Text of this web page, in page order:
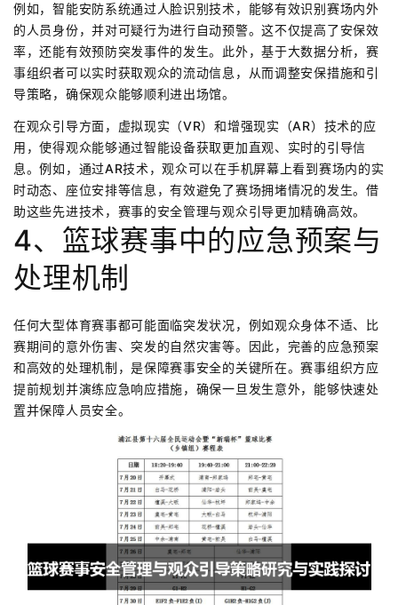
例如，智能安防系统通过人脸识别技术，能够有效识别赛场内外
的人员身份，并对可疑行为进行自动预警。这不仅提高了安保效
率，还能有效预防突发事件的发生。此外，基于大数据分析，赛
事组织者可以实时获取观众的流动信息，从而调整安保措施和引
导策略，确保观众能够顺利进出场馆。
在观众引导方面，虚拟现实（VR）和增强现实（AR）技术的应
用，使得观众能够通过智能设备获取更加直观、实时的引导信
息。例如，通过AR技术，观众可以在手机屏幕上看到赛场内的实
时动态、座位安排等信息，有效避免了赛场拥堵情况的发生。借
助这些先进技术，赛事的安全管理与观众引导更加精确高效。
4、篮球赛事中的应急预案与
处理机制
任何大型体育赛事都可能面临突发状况，例如观众身体不适、比
赛期间的意外伤害、突发的自然灾害等。因此，完善的应急预案
和高效的处理机制，是保障赛事安全的关键所在。赛事组织方应
提前规划并演练应急响应措施，确保一旦发生意外，能够快速处
置并保障人员安全。